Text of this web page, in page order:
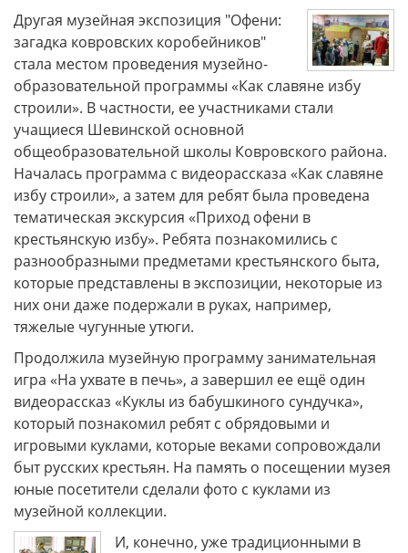
Другая музейная экспозиция "Офени:
загадка ковровских коробейников"
стала местом проведения музейно-
образовательной программы «Как славяне избу
строили». В частности, ее участниками стали
учащиеся Шевинской основной
общеобразовательной школы Ковровского района.
Началась программа с видеорассказа «Как славяне
избу строили», а затем для ребят была проведена
тематическая экскурсия «Приход офени в
крестьянскую избу». Ребята познакомились с
разнообразными предметами крестьянского быта,
которые представлены в экспозиции, некоторые из
них они даже подержали в руках, например,
тяжелые чугунные утюги.
Продолжила музейную программу занимательная
игра «На ухвате в печь», а завершил ее ещё один
видеорассказ «Куклы из бабушкиного сундучка»,
который познакомил ребят с обрядовыми и
игровыми куклами, которые веками сопровождали
быт русских крестьян. На память о посещении музея
юные посетители сделали фото с куклами из
музейной коллекции.
И, конечно, уже традиционными в